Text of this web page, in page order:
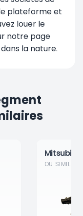
plateforme et
louer le
notre page
la nature.
Mitsubishi
OU